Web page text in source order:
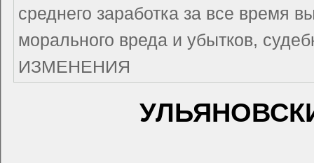
среднего заработка за все время
морального вреда и убытков,
ИЗМЕНЕНИЯ